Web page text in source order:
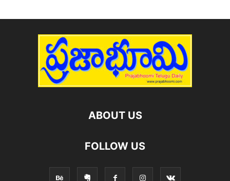
ABOUT US
FOLLOW US